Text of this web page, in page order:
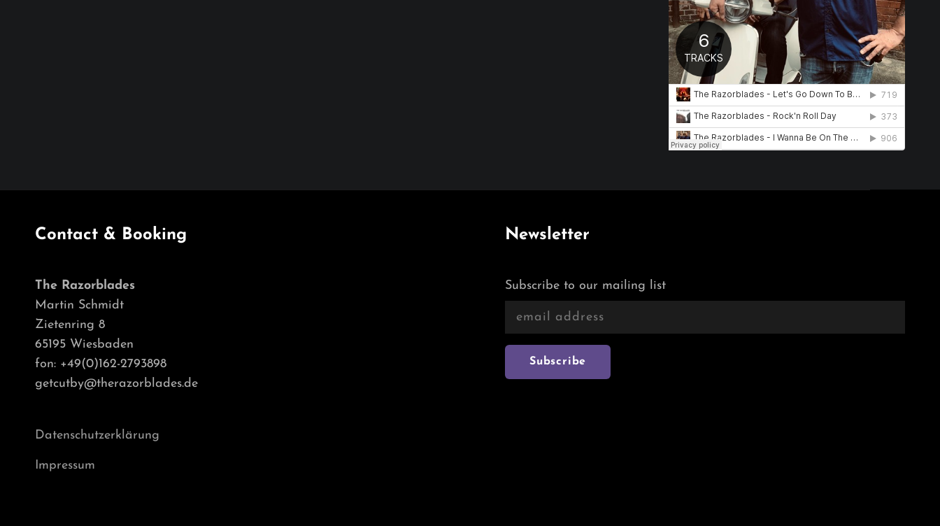
Contact & Booking
The Razorblades
Martin Schmidt
Zietenring 8
65195 Wiesbaden
fon: +49(0)162-2793898
getcutby@therazorblades.de
Datenschutzerklärung
Impressum
Newsletter
Subscribe to our mailing list